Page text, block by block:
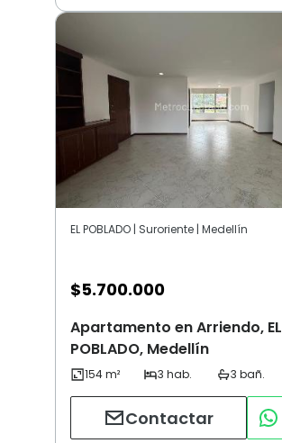
EL POBLADO | Suroriente | Medellín
$5.700.000
Apartamento en Arriendo, EL
POBLADO, Medellín
Contactar